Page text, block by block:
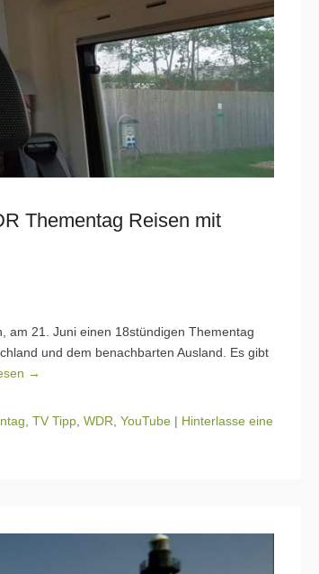
Thementag Reisen mit
am 21. Juni einen 18stündigen Thementag
und dem benachbarten Ausland. Es gibt
→
TV Tipp WDR YouTube | Hinterlasse eine